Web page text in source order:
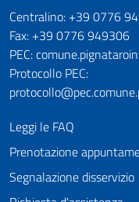
Numeri utili
Centralino: +39 0776
Fax: +39 0776 949306
PEC:
Protocollo PEC:
Leggi le FAQ
Prenotazione
Segnalazione disservizio